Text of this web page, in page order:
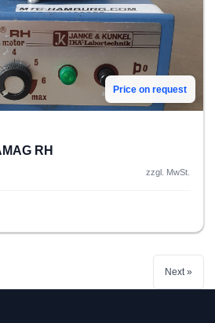
Price on request
RH
zzgl. MwSt.
Next »